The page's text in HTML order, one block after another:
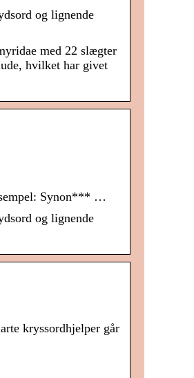
og lignende
med 22 slægter
hvilket har givet
Synon*** …
og lignende
kryssordhjelper går